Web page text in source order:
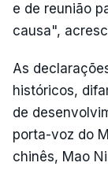
e de reunião
causa",
As
históricos,
de
porta-voz do
chinês, Mao